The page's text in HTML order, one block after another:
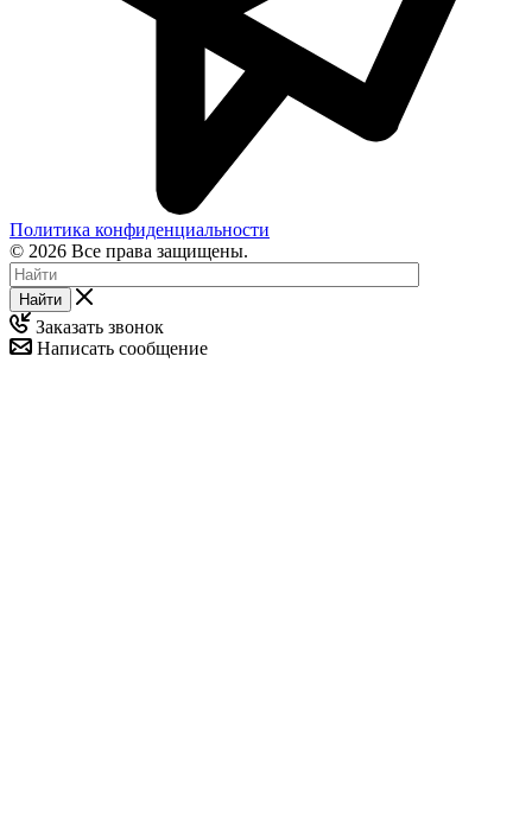
Политика конфиденциальности
© 2026 Все права защищены.
Найти
Заказать звонок
Написать сообщение